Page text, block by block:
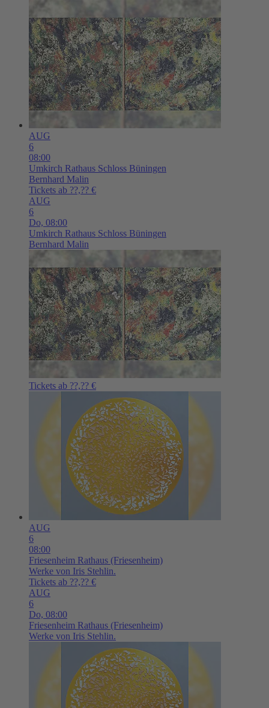
AUG
6
08:00
Umkirch Rathaus Schloss Büningen
Bernhard Malin
Tickets ab ??,?? €
AUG
6
Do, 08:00
Umkirch Rathaus Schloss Büningen
Bernhard Malin
Tickets ab ??,?? €
AUG
6
08:00
Friesenheim Rathaus (Friesenheim)
Werke von Iris Stehlin.
Tickets ab ??,?? €
AUG
6
Do, 08:00
Friesenheim Rathaus (Friesenheim)
Werke von Iris Stehlin.